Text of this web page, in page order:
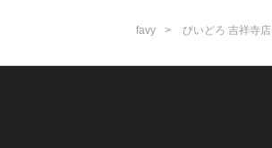
favy びいどろ 吉祥寺店